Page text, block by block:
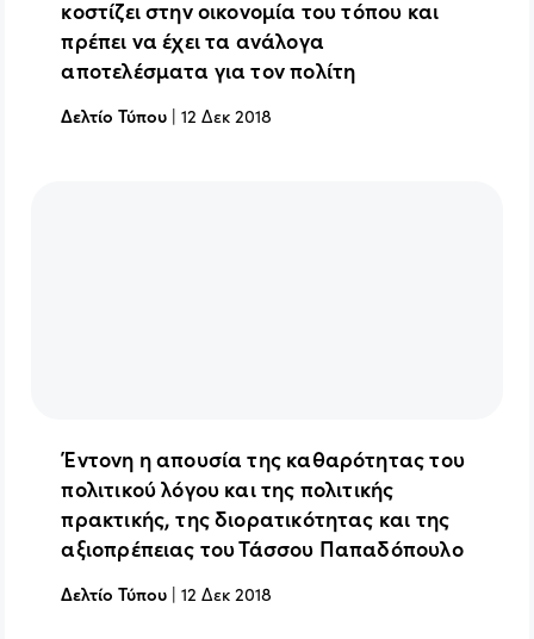
κοστίζει στην οικονομία του τόπου και
πρέπει να έχει τα ανάλογα
αποτελέσματα για τον πολίτη
Δελτίο Τύπου |12 Δεκ 2018
Έντονη η απουσία της καθαρότητας του
πολιτικού λόγου και της πολιτικής
πρακτικής, της διορατικότητας και της
αξιοπρέπειας του Τάσσου Παπαδόπουλο
Δελτίο Τύπου |12 Δεκ 2018